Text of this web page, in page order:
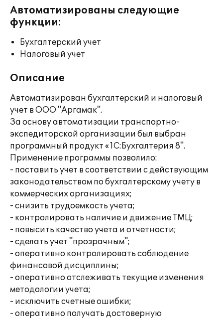
Автоматизированы следующие
функции:
Бухгалтерский учет
Налоговый учет
Описание
Автоматизирован бухгалтерский и налоговый
учет в ООО "Аргамак".
За основу автоматизации транспортно-
экспедиторской организации был выбран
программный продукт «1С:Бухгалтерия 8".
Применение программы позволило:
- поставить учет в соответствии с действующим
законодательством по бухгалтерскому учету в
коммерческих организациях;
- снизить трудоемкость учета;
- контролировать наличие и движение ТМЦ;
- повысить качество учета и отчетности;
- сделать учет "прозрачным";
- оперативно контролировать соблюдение
финансовой дисциплины;
- оперативно отслеживать текущие изменения
методологии учета;
- исключить счетные ошибки;
- оперативно получать достоверную